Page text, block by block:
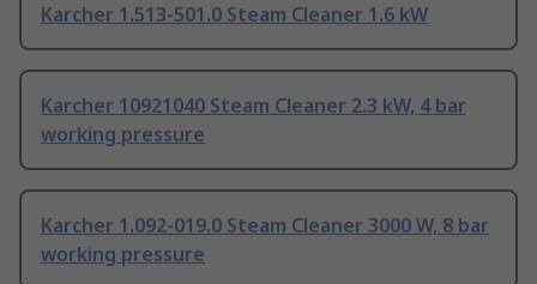
Karcher 1.513-501.0 Steam Cleaner 1.6 kW
Karcher 10921040 Steam Cleaner 2.3 kW, 4 bar
working pressure
Karcher 1.092-019.0 Steam Cleaner 3000 W, 8 bar
working pressure